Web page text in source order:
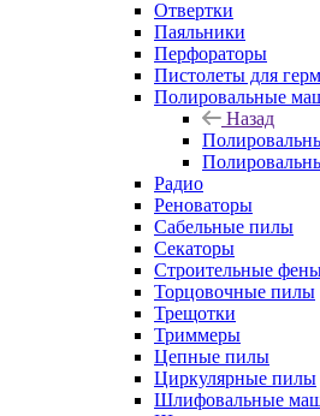
Отвертки
Паяльники
Перфораторы
Пистолеты для
Полировальные
Назад
Радио
Реноваторы
Сабельные пилы
Секаторы
Строительные
Торцовочные пилы
Трещотки
Триммеры
Цепные пилы
Циркулярные пилы
Шлифовальные